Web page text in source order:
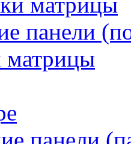
панели
матрицы